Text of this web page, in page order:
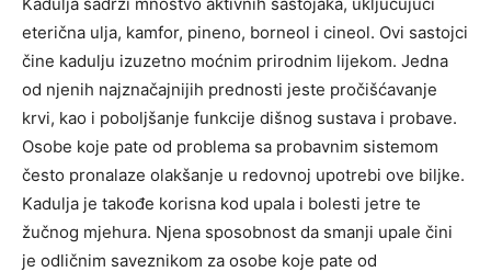
eterična ulja, kamfor, pineno, borneol i cineol. Ovi sastojci
čine kadulju izuzetno moćnim prirodnim lijekom. Jedna
od njenih najznačajnijih prednosti jeste pročišćavanje
krvi, kao i poboljšanje funkcije dišnog sustava i probave.
Osobe koje pate od problema sa probavnim sistemom
često pronalaze olakšanje u redovnoj upotrebi ove biljke.
Kadulja je takođe korisna kod upala i bolesti jetre te
žučnog mjehura. Njena sposobnost da smanji upale čini
je odličnim saveznikom za osobe koje pate od